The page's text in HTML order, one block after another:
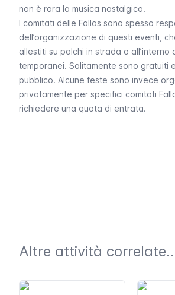
non è rara la musica nostalgica.
I comitati delle Fallas sono spesso
dell’organizzazione di questi eventi,
allestiti su palchi in strada o all’interno
temporanei. Solitamente sono gratuiti
pubblico. Alcune feste sono invece
privatamente per specifici comitati
richiedere una quota di entrata.
Altre attività